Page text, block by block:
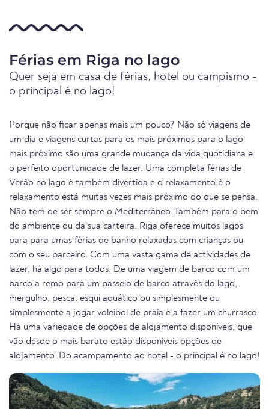
Férias em Riga no lago
Quer seja em casa de férias, hotel ou campismo -
o principal é no lago!
Porque não ficar apenas mais um pouco? Não só viagens de
um dia e viagens curtas para os mais próximos para o lago
mais próximo são uma grande mudança da vida quotidiana e
o perfeito oportunidade de lazer. Uma completa férias de
Verão no lago é também divertida e o relaxamento é o
relaxamento está muitas vezes mais próximo do que se pensa.
Não tem de ser sempre o Mediterrâneo. Também para o bem
do ambiente ou da sua carteira. Riga oferece muitos lagos
para para umas férias de banho relaxadas com crianças ou
com o seu parceiro. Com uma vasta gama de actividades de
lazer, há algo para todos. De uma viagem de barco com um
barco a remo para um passeio de barco através do lago,
mergulho, pesca, esqui aquático ou simplesmente ou
simplesmente a jogar voleibol de praia e a fazer um churrasco.
Há uma variedade de opções de alojamento disponíveis, que
vão desde o mais barato estão disponíveis opções de
alojamento. Do acampamento ao hotel - o principal é no lago!